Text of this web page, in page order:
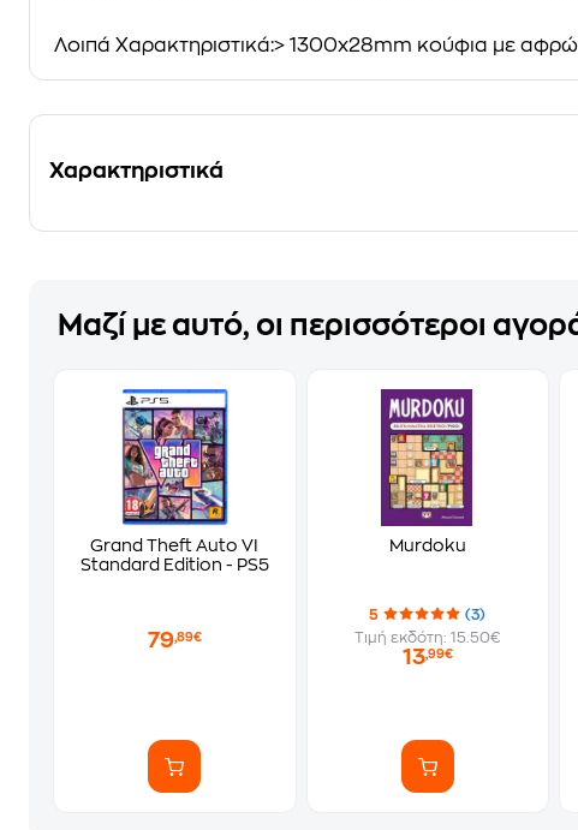
Λοιπά Χαρακτηριστικά:> 1300x28mm κούφια με
Χαρακτηριστικά
Μαζί με αυτό, οι περισσότεροι
Grand Theft Auto VI
Standard Edition - PS5
79,89€
Murdoku
5
(3)
Τιμή εκδότη: 15.50€
13,99€